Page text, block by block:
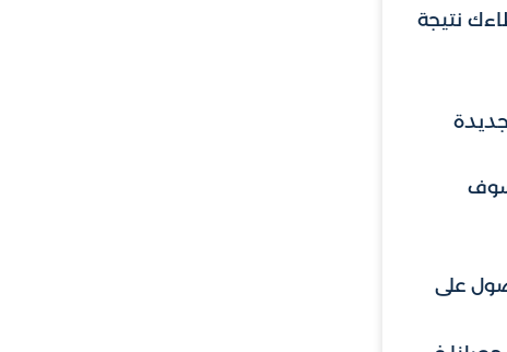
نتيجة
سوف
على